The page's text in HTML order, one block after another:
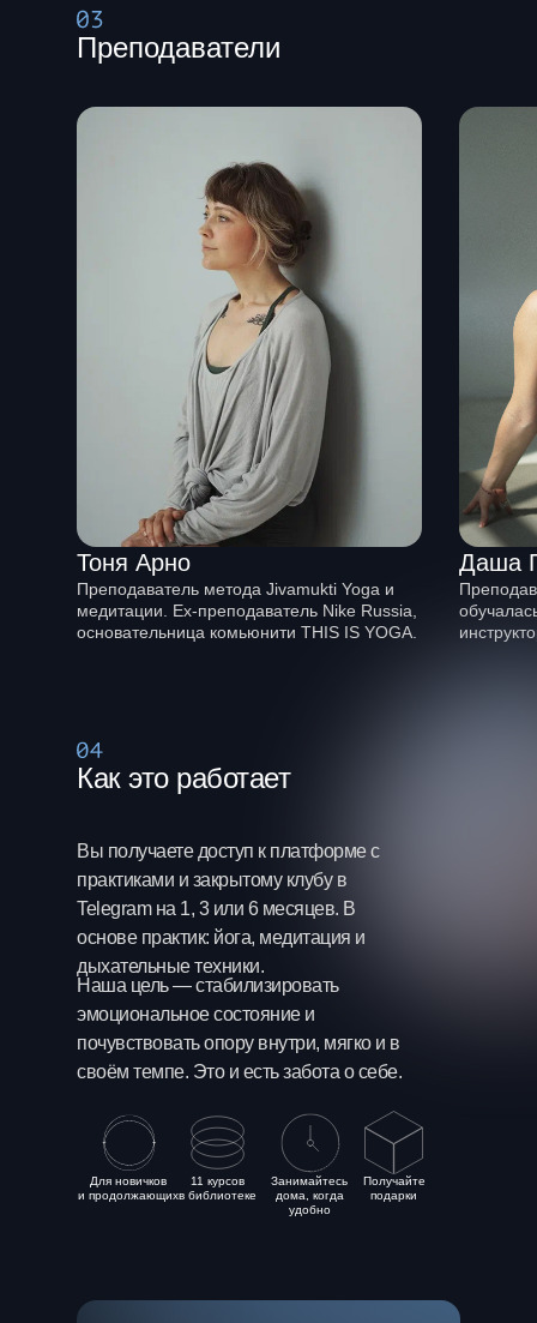
Даша
Тоня Арно
Преподаватель метода Jivamukti Yoga и
медитации. Ex-преподаватель Nike Russia,
основательница комьюнити THIS IS YOGA.
Преподаватели
Как это работает
Наша цель — стабилизировать
эмоциональное состояние и
почувствовать опору внутри, мягко и в
своём темпе. Это и есть забота о себе.
Вы получаете доступ к платформе с
практиками и закрытому клубу в
Telegram на 1, 3 или 6 месяцев. В
основе практик: йога, медитация и
дыхательные техники.
Для новичков
и продолжающих
11 курсов
в библиотеке
Занимайтесь
дома, когда
удобно
Получайте
подарки